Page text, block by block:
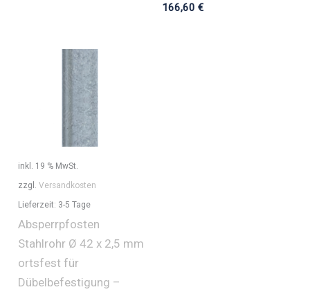
166,60 €
inkl. 19 % MwSt.
zzgl.Versandkosten
Lieferzeit: 3-5 Tage
Absperrpfosten
Stahlrohr Ø 42 x 2,5 mm
ortsfest für
Dübelbefestigung –